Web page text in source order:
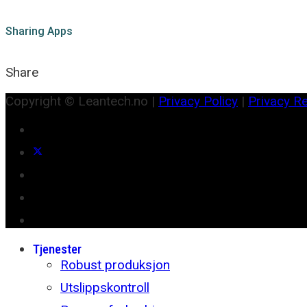
Sharing Apps
Share
Copyright © Leantech.no | Privacy Policy | Privacy
Tjenester
Robust produksjon
Utslippskontroll